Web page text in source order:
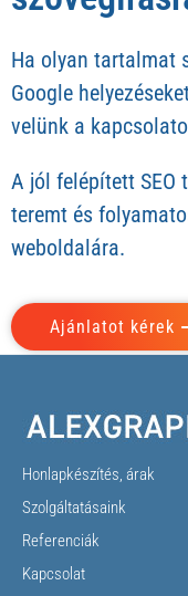
Ha olyan tartalmat
Google
velünk a
A jól felépített SEO
teremt és
weboldalára.
Ajánlatot kérek
Honlapkészítés, árak
Szolgáltatásaink
Referenciák
Kapcsolat